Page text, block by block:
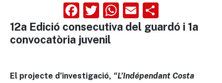
Facebook
Twitter
WhatsApp
Email
12a Edició consecutiva del guardó i 1a
convocatòria juvenil
El projecte d’investigació, “L’Indépendant Costa